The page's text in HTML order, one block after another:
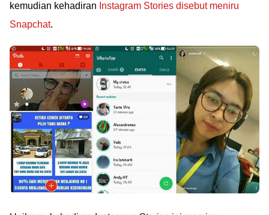
kemudian kehadiran Instagram Stories disebut meniru
Snapchat.